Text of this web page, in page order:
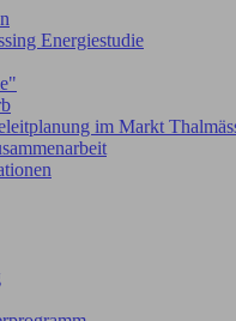
Energiestudie
im Markt